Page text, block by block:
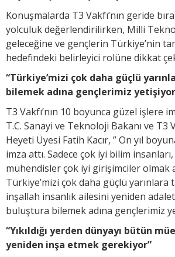
Konuşmalarda T3 Vakfı’nın geride
yolculuk değerlendirilirken, Milli
geleceğine ve gençlerin Türkiye’nin
hedefindeki belirleyici rolüne dikkat
“Türkiye’mizi çok daha güçlü
bilemek adına gençlerimiz
T3 Vakfı’nın 10 boyunca güzel işlere
T.C. Sanayi ve Teknoloji Bakanı ve T3
Heyeti Üyesi Fatih Kacır, ” On yıl
imza attı. Sadece çok iyi bilim
mühendisler çok iyi girişimciler olmak
Türkiye’mizi çok daha güçlü yarınlara
inşallah insanlık ailesini yeniden
buluştura bilemek adına gençlerimiz
“Yıkıldığı yerden dünyayı bütün
yeniden inşa etmek gerekiyor”